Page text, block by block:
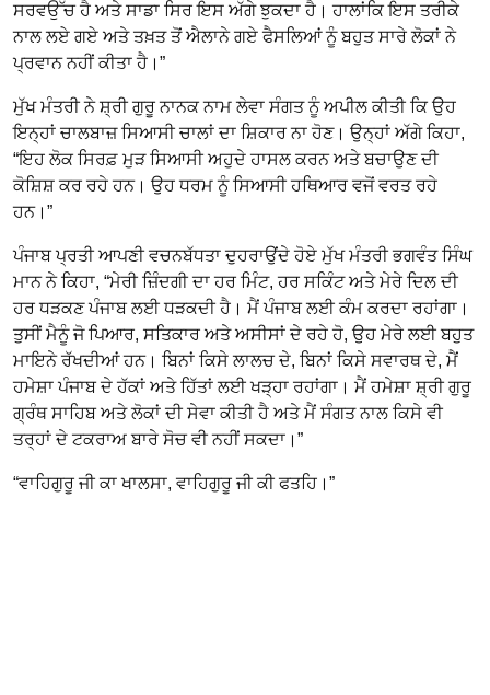
ਸਰਵਉੱਚ ਹੈ ਅਤੇ ਸਾਡਾ ਸਿਰ ਇਸ ਅੱਗੇ ਝੁਕਦਾ ਹੈ। ਹਾਲਾਂਕਿ ਇਸ ਤਰੀਕੇ
ਨਾਲ ਲਏ ਗਏ ਅਤੇ ਤਖ਼ਤ ਤੋਂ ਐਲਾਨੇ ਗਏ ਫੈਸਲਿਆਂ ਨੂੰ ਬਹੁਤ ਸਾਰੇ ਲੋਕਾਂ ਨੇ
ਪ੍ਰਵਾਨ ਨਹੀਂ ਕੀਤਾ ਹੈ।”
ਮੁੱਖ ਮੰਤਰੀ ਨੇ ਸ਼੍ਰੀ ਗੁਰੂ ਨਾਨਕ ਨਾਮ ਲੇਵਾ ਸੰਗਤ ਨੂੰ ਅਪੀਲ ਕੀਤੀ ਕਿ ਉਹ
ਇਨ੍ਹਾਂ ਚਾਲਬਾਜ਼ ਸਿਆਸੀ ਚਾਲਾਂ ਦਾ ਸ਼ਿਕਾਰ ਨਾ ਹੋਣ। ਉਨ੍ਹਾਂ ਅੱਗੇ ਕਿਹਾ,
“ਇਹ ਲੋਕ ਸਿਰਫ਼ ਮੁੜ ਸਿਆਸੀ ਅਹੁਦੇ ਹਾਸਲ ਕਰਨ ਅਤੇ ਬਚਾਉਣ ਦੀ
ਕੋਸ਼ਿਸ਼ ਕਰ ਰਹੇ ਹਨ। ਉਹ ਧਰਮ ਨੂੰ ਸਿਆਸੀ ਹਥਿਆਰ ਵਜੋਂ ਵਰਤ ਰਹੇ
ਹਨ।”
ਪੰਜਾਬ ਪ੍ਰਤੀ ਆਪਣੀ ਵਚਨਬੱਧਤਾ ਦੁਹਰਾਉਂਦੇ ਹੋਏ ਮੁੱਖ ਮੰਤਰੀ ਭਗਵੰਤ ਸਿੰਘ
ਮਾਨ ਨੇ ਕਿਹਾ, “ਮੇਰੀ ਜ਼ਿੰਦਗੀ ਦਾ ਹਰ ਮਿੰਟ, ਹਰ ਸਕਿੰਟ ਅਤੇ ਮੇਰੇ ਦਿਲ ਦੀ
ਹਰ ਧੜਕਣ ਪੰਜਾਬ ਲਈ ਧੜਕਦੀ ਹੈ। ਮੈਂ ਪੰਜਾਬ ਲਈ ਕੰਮ ਕਰਦਾ ਰਹਾਂਗਾ।
ਤੁਸੀਂ ਮੈਨੂੰ ਜੋ ਪਿਆਰ, ਸਤਿਕਾਰ ਅਤੇ ਅਸੀਸਾਂ ਦੇ ਰਹੇ ਹੋ, ਉਹ ਮੇਰੇ ਲਈ ਬਹੁਤ
ਮਾਇਨੇ ਰੱਖਦੀਆਂ ਹਨ। ਬਿਨਾਂ ਕਿਸੇ ਲਾਲਚ ਦੇ, ਬਿਨਾਂ ਕਿਸੇ ਸਵਾਰਥ ਦੇ, ਮੈਂ
ਹਮੇਸ਼ਾ ਪੰਜਾਬ ਦੇ ਹੱਕਾਂ ਅਤੇ ਹਿੱਤਾਂ ਲਈ ਖੜ੍ਹਾ ਰਹਾਂਗਾ। ਮੈਂ ਹਮੇਸ਼ਾ ਸ਼੍ਰੀ ਗੁਰੂ
ਗ੍ਰੰਥ ਸਾਹਿਬ ਅਤੇ ਲੋਕਾਂ ਦੀ ਸੇਵਾ ਕੀਤੀ ਹੈ ਅਤੇ ਮੈਂ ਸੰਗਤ ਨਾਲ ਕਿਸੇ ਵੀ
ਤਰ੍ਹਾਂ ਦੇ ਟਕਰਾਅ ਬਾਰੇ ਸੋਚ ਵੀ ਨਹੀਂ ਸਕਦਾ।”
“ਵਾਹਿਗੁਰੂ ਜੀ ਕਾ ਖਾਲਸਾ, ਵਾਹਿਗੁਰੂ ਜੀ ਕੀ ਫਤਹਿ।”